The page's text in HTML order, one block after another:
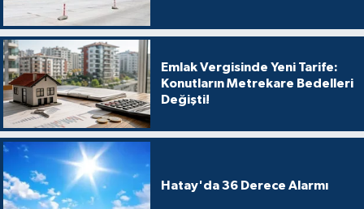
Emlak Vergisinde Yeni Tarife:
Konutların Metrekare Bedelleri
Değişti!
Hatay'da 36 Derece Alarmı